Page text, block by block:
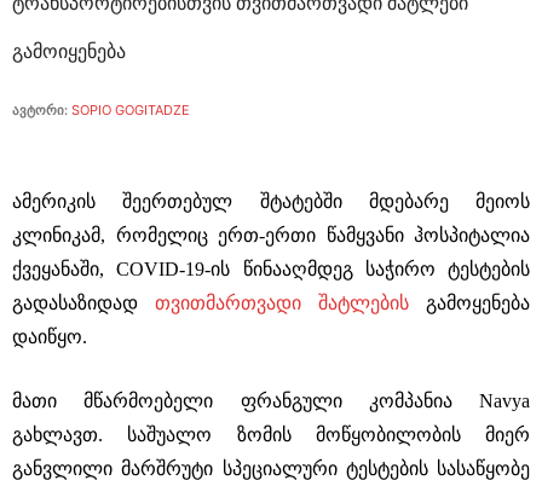
გამოიყენება
ავტორი: SOPIO GOGITADZE
ამერიკის შეერთებულ შტატებში მდებარე მეიოს
კლინიკამ, რომელიც ერთ-ერთი წამყვანი ჰოსპიტალია
ქვეყანაში, COVID-19-ის წინააღმდეგ საჭირო ტესტების
გადასაზიდად თვითმართვადი შატლების გამოყენება
დაიწყო.
მათი მწარმოებელი ფრანგული კომპანია Navya
გახლავთ. საშუალო ზომის მოწყობილობის მიერ
განვლილი მარშრუტი სპეციალური ტესტების სასაწყობე